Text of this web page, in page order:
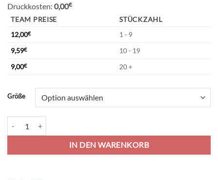
Druckkosten: 0,00€
TEAM PREISE
STÜCKZAHL
12,00€
1 - 9
9,59€
10 - 19
9,00€ 20 +
Größe
IN DEN WARENKORB
Alternative: